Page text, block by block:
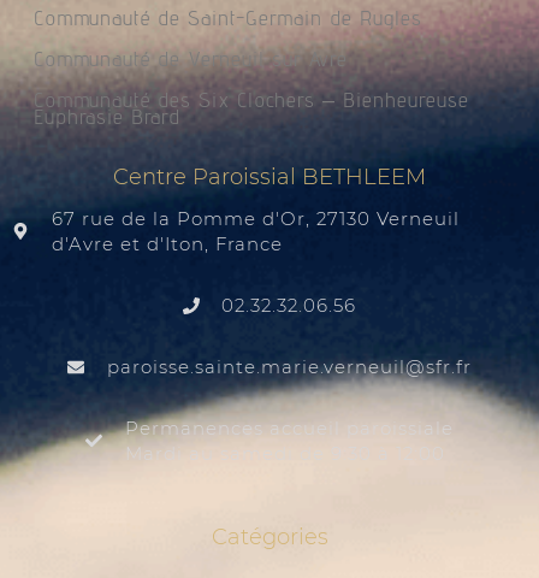
Communauté de Saint-Germain de Rugles
Communauté de Verneuil sur Avre
Communauté des Six Clochers – Bienheureuse
Euphrasie Brard
Centre Paroissial BETHLEEM
67 rue de la Pomme d'Or, 27130 Verneuil
d'Avre et d'Iton, France
02.32.32.06.56
rf.rfs
@liuenrev.eiram.etnias.essiorap
Permanences accueil paroissiale
Mardi au samedi de 9:30 à 12:00
Catégories